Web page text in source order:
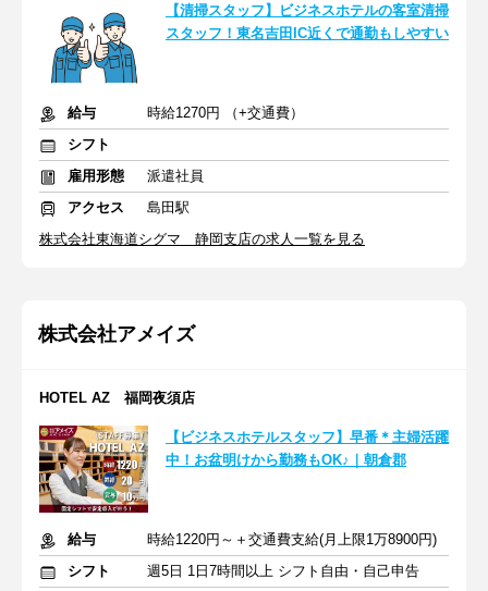
【清掃スタッフ】ビジネスホテルの客室清掃
スタッフ！東名吉田IC近くで通勤もしやすい
給与
時給1270円 （+交通費）
シフト
雇用形態
派遣社員
アクセス
島田駅
株式会社東海道シグマ 静岡支店の求人一覧を見る
株式会社アメイズ
HOTEL AZ 福岡夜須店
【ビジネスホテルスタッフ】早番＊主婦活躍
中！お盆明けから勤務もOK♪｜朝倉郡
給与
時給1220円～＋交通費支給(月上限1万8900円)
シフト
週5日 1日7時間以上 シフト自由・自己申告